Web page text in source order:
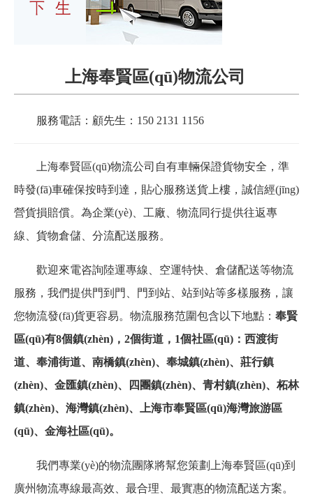
上海奉賢區(qū)物流公司
服務電話：顧先生：150 2131 1156
上海奉賢區(qū)物流公司 自有車輛保證貨物安全，準
時發(fā)車確保按時到達，貼心服務送貨上樓，誠信經(jīng)
營貨損賠償。 為企業(yè)、工廠、物流同行提供往返專
線、貨物倉儲、分流配送服務。
歡迎來電咨詢陸運專線 、空運特快、倉儲配送等物流
服務 ， 我們提供門到門 門到站、站到站等多樣服務，讓
您物流發(fā)貨更容易。 物流服務范圍包含以下地點： 奉賢
區(qū)有8個鎮(zhèn)，2個街道，1個社區(qū) ：西渡街
道、奉浦街道、南橋鎮(zhèn)、奉城鎮(zhèn)、莊行鎮
(zhèn)、金匯鎮(zhèn)、四團鎮(zhèn)、青村鎮(zhèn)、柘林
鎮(zhèn)、海灣鎮(zhèn)、上海市奉賢區(qū)海灣旅游區
(qū)、金海社區(qū)。
我們專業(yè)的物流團隊將幫您策劃 上海奉賢區(qū)到
廣州物流專線最高效、最合理、最實惠的物流配送方案。